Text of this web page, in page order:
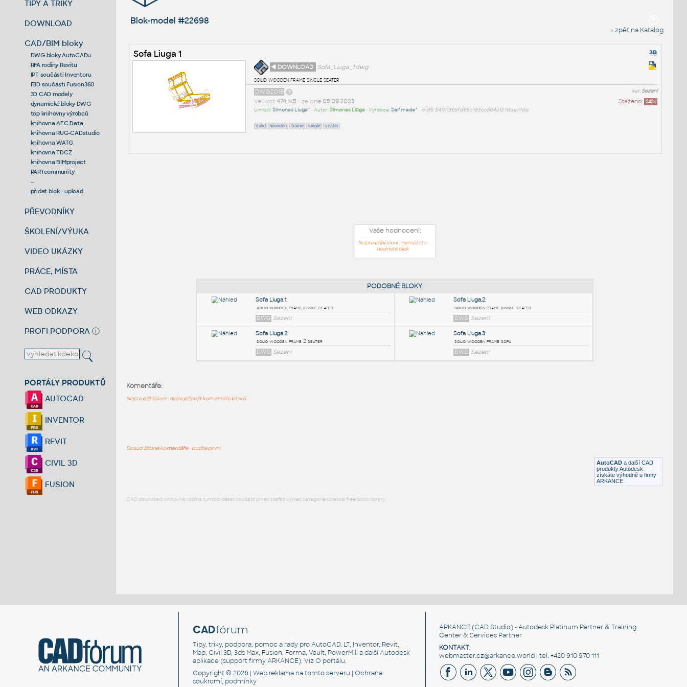
TIPY A TRIKY
DOWNLOAD
CAD/BIM bloky
DWG bloky AutoCADu
RFA rodiny Revitu
IPT součásti Inventoru
F3D součásti Fusion360
3D CAD modely
dynamické bloky DWG
top knihovny výrobců
knihovna AEC Data
knihovna RUG-CADstudio
knihovna WATG
knihovna TDCZ
knihovna BIMproject
PARTcommunity
--
přidat blok - upload
PŘEVODNÍKY
ŠKOLENÍ/VÝUKA
VIDEO UKÁZKY
PRÁCE, MÍSTA
CAD PRODUKTY
WEB ODKAZY
PROFI PODPORA ⓘ
PORTÁLY PRODUKTŮ
AUTOCAD
INVENTOR
REVIT
CIVIL 3D
FUSION
Blok-model #22698
« zpět na Katalog
Sofa Liuga 1
◄ DOWNLOAD
Sofa_Liuga_1.dwg
solid wooden frame single seater
kat:Sezení
DWG2018
Staženo: 242x
Velikost 474,1kB• ze dne 05.09.2023
Umístil:Simonas Liuga^ • Autor:Simonas Liūga • Výrobce:Self made^ • md5: 54911365fd65c163cc564e127daa77de
solid wooden frame single seater
Vaše hodnocení:
Nejste přihlášeni - nemůžete
hodnotit blok
AutoCAD a další CAD
produkty Autodesk
získáte výhodně u firmy
ARKANCE
Komentáře:
Nejste přihlášeni - nelze připojit komentáře bloků
Dosud žádné komentáře - buďte první
CAD download: knihovna rodina symbol detail součást prvek stafáž výkres kategorie kolekce free block library
CADfórum
Tipy, triky, podpora, pomoc a rady pro AutoCAD, LT, Inventor, Revit,
Map, Civil 3D, 3ds Max, Fusion, Forma, Vault, PowerMill a další Autodesk
aplikace (support firmy ARKANCE). VizO portálu.
Copyright © 2026 |Web reklama na tomto serveru |Ochrana
soukromí, podmínky
ARKANCE (CAD Studio) - Autodesk Platinum Partner & Training
Center & Services Partner
KONTAKT:
webmaster.cz@arkance.world | tel. +420 910 970 111